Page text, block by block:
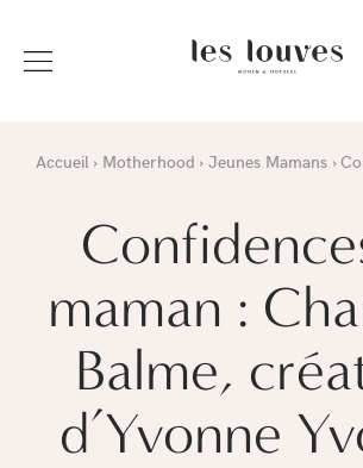
Accueil Motherhood Jeunes Mamans
maman :
Balme,
d’Yvonne